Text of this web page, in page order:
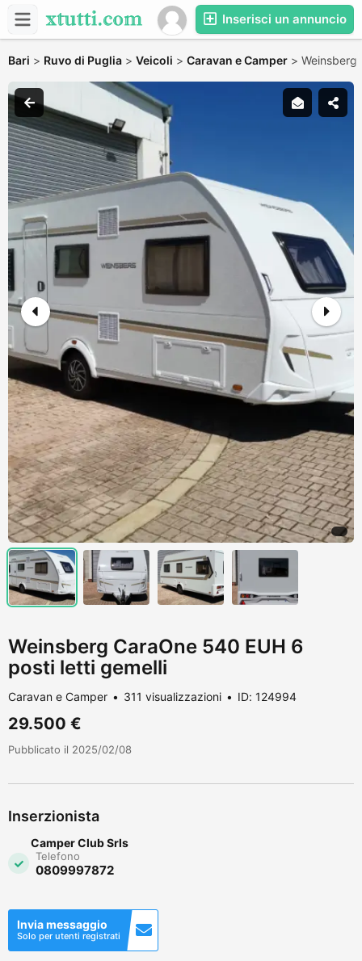
Inserisci un annuncio
Bari > Ruvo di Puglia > Veicoli > Caravan e Camper > Weinsberg
Weinsberg CaraOne 540 EUH 6
posti letti gemelli
Caravan e Camper 311 visualizzazioni ID: 124994
29.500 €
Pubblicato il 2025/02/08
Inserzionista
Camper Club Srls
Telefono
0809997872
Invia messaggio
Solo per utenti registrati